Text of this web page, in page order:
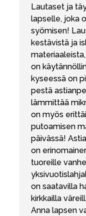
Lautaset ja
lapselle, joka
syömisen!
kestävistä ja
on
kyseessä on
pestä
lämmittää
on myös
putoamisen
päivässä!
on
tuoreille
on saatavilla
kirkkailla
Anna lapsen